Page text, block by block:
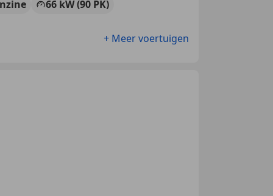
66 kW (90 PK)
+ Meer voertuigen